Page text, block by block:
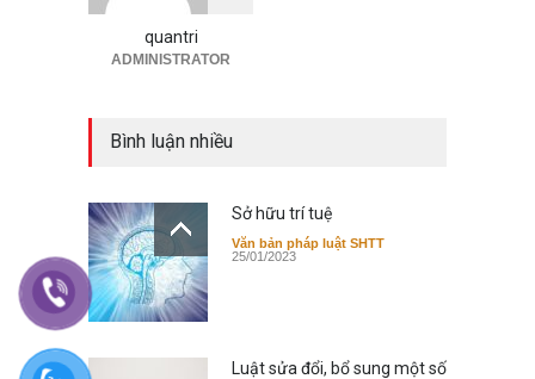
quantri
ADMINISTRATOR
Bình luận nhiều
Sở hữu trí tuệ
Văn bản pháp luật SHTT
25/01/2023
Luật sửa đổi, bổ sung một số